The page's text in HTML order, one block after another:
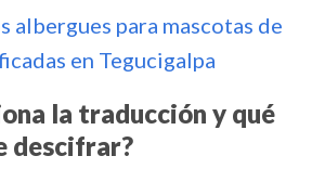
albergues para mascotas de
en Tegucigalpa
la traducción y qué
descifrar?